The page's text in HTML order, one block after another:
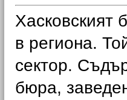
Хасковският
в региона.
сектор.
бюра,